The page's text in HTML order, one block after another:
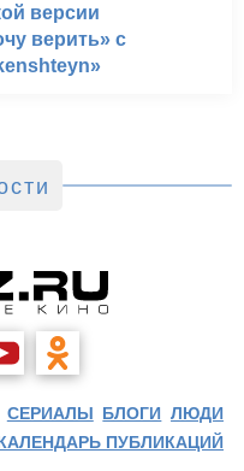
версии
верить» с
СЕРИАЛЫ БЛОГИ ЛЮДИ
ПУБЛИКАЦИЙ